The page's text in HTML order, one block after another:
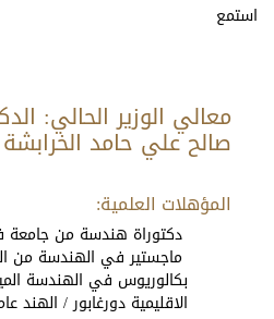
استمع
معالي الوزير الحالي:
صالح علي حامد الخرابشة
المؤهلات العلمية:
دكتوراة هندسة من جامعة
ماجستير في الهندسة من
بكالوريوس في الهندسة
الاقليمية دورغابور / الهند عام